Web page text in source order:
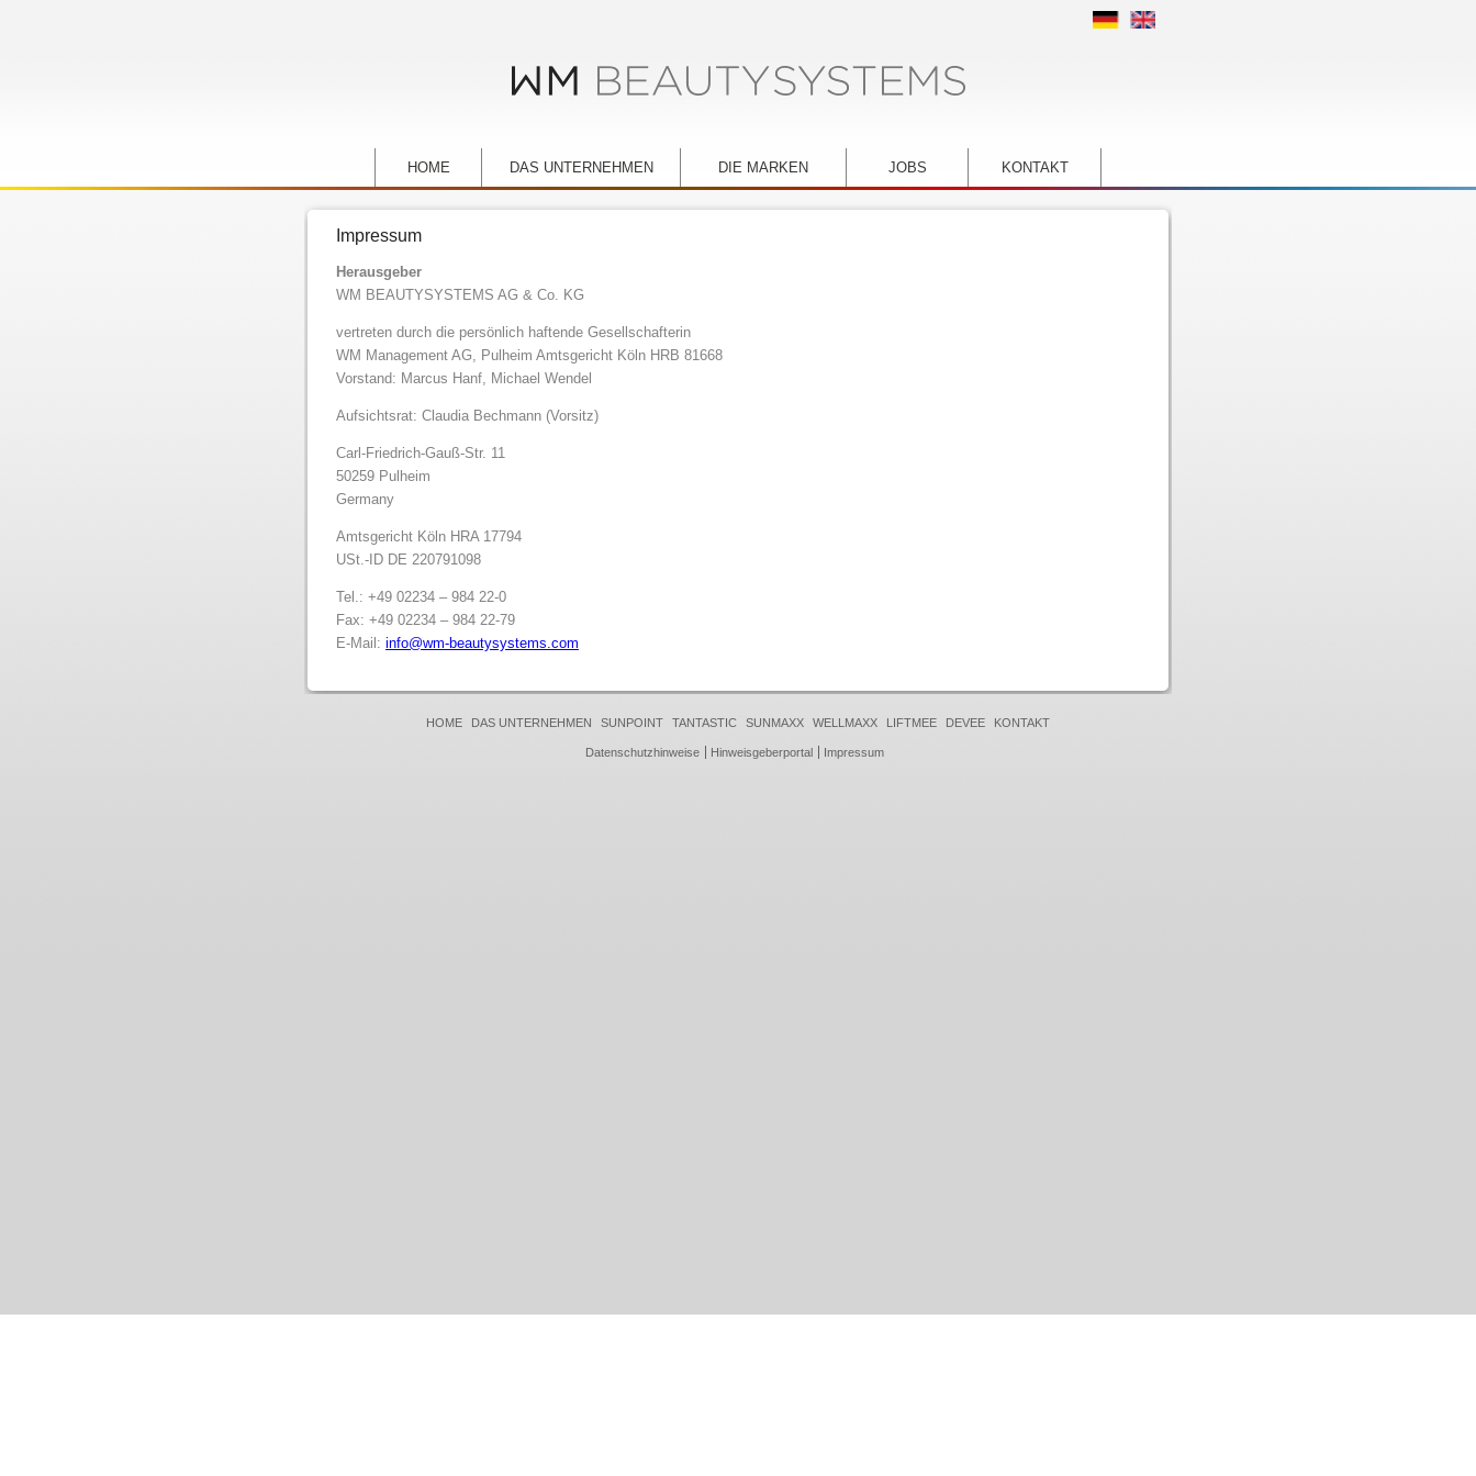
HOME DAS UNTERNEHMEN DIE MARKEN JOBS KONTAKT
Impressum
Herausgeber
WM BEAUTYSYSTEMS AG & Co. KG
vertreten durch die persönlich haftende Gesellschafterin
WM Management AG, Pulheim Amtsgericht Köln HRB 81668
Vorstand: Marcus Hanf, Michael Wendel
Aufsichtsrat: Claudia Bechmann (Vorsitz)
Carl-Friedrich-Gauß-Str. 11
50259 Pulheim
Germany
Amtsgericht Köln HRA 17794
USt.-ID DE 220791098
Tel.: +49 02234 – 984 22-0
Fax: +49 02234 – 984 22-79
E-Mail: info@wm-beautysystems.com
HOME DAS UNTERNEHMEN SUNPOINT TANTASTIC SUNMAXX WELLMAXX LIFTMEE DEVEE KONTAKT
Datenschutzhinweise Hinweisgeberportal Impressum